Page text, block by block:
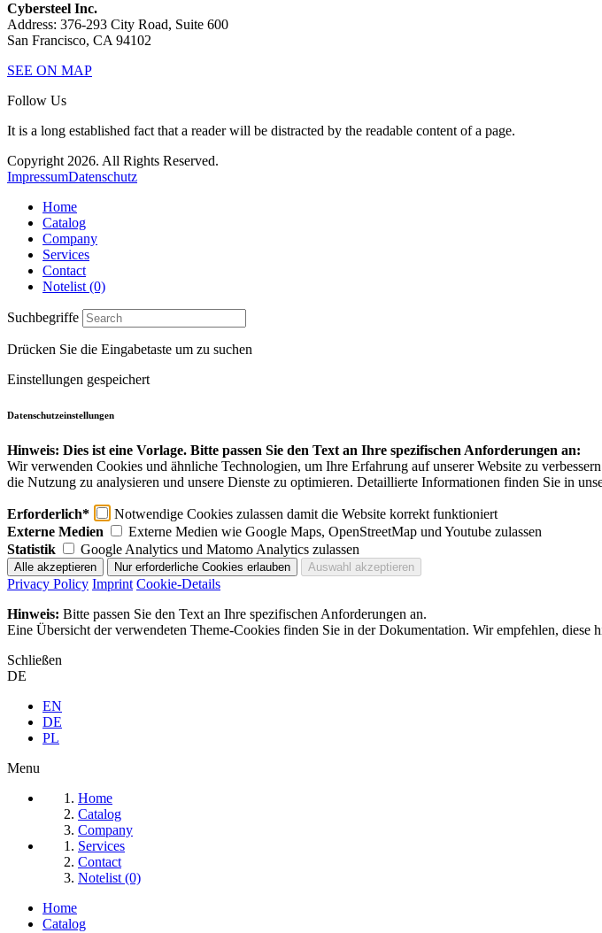
Cybersteel Inc.
Address: 376-293 City Road, Suite 600
San Francisco, CA 94102
SEE ON MAP
Follow Us
It is a long established fact that a reader will be distracted by the readable content of a page.
Copyright 2026. All Rights Reserved.
ImpressumDatenschutz
Home
Catalog
Company
Services
Contact
Notelist (0)
Suchbegriffe
Drücken Sie die Eingabetaste um zu suchen
Einstellungen gespeichert
Datenschutzeinstellungen
Hinweis: Dies ist eine Vorlage. Bitte passen Sie den Text an Ihre spezifischen Anforderungen an:
Wir verwenden Cookies und ähnliche Technologien, um Ihre Erfahrung auf unserer Website zu
die Nutzung zu analysieren und unsere Dienste zu optimieren. Detaillierte Informationen finden Sie in
Erforderlich*
Notwendige Cookies zulassen damit die Website korrekt funktioniert
Externe Medien
Externe Medien wie Google Maps, OpenStreetMap und Youtube zulassen
Statistik
Google Analytics und Matomo Analytics zulassen
Privacy Policy Imprint Cookie-Details
Hinweis: Bitte passen Sie den Text an Ihre spezifischen Anforderungen an.
Eine Übersicht der verwendeten Theme-Cookies finden Sie in der Dokumentation. Wir empfehlen, diese
Schließen
DE
EN
DE
PL
Menu
Home
Catalog
Company
Services
Contact
Notelist (0)
Home
Catalog